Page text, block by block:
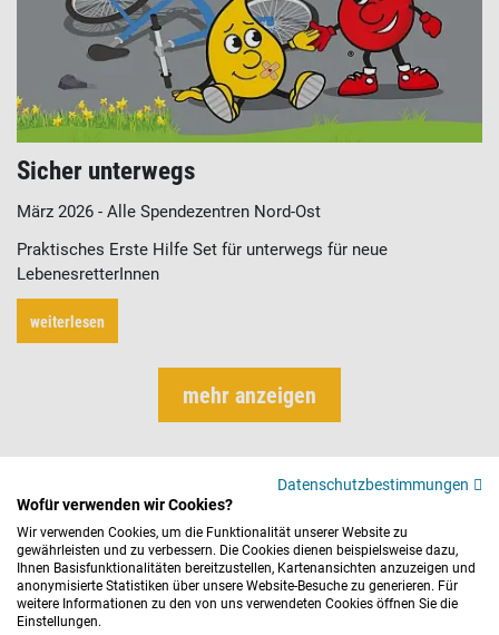
Sicher unterwegs
März 2026 - Alle Spendezentren Nord-Ost
Praktisches Erste Hilfe Set für unterwegs für neue
LebenesretterInnen
weiterlesen
mehr anzeigen
© 2026 DRK-Blutspendedienst Baden-Württemberg – Hessen
gemeinnützige GmbH
Datenschutzbestimmungen
Wofür verwenden wir Cookies?
Wir verwenden Cookies, um die Funktionalität unserer Website zu
gewährleisten und zu verbessern. Die Cookies dienen beispielsweise dazu,
Ihnen Basisfunktionalitäten bereitzustellen, Kartenansichten anzuzeigen und
anonymisierte Statistiken über unsere Website-Besuche zu generieren. Für
weitere Informationen zu den von uns verwendeten Cookies öffnen Sie die
Einstellungen.